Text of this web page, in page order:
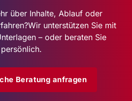
über Inhalte, Ablauf oder
Wir unterstützen Sie mit
– oder beraten Sie
persönlich.
Beratung anfragen